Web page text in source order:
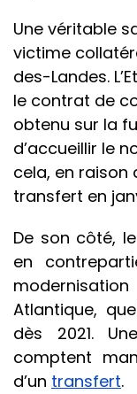
Une véritable
victime
des-Landes.
le contrat de
obtenu sur la
d’accueillir le
cela, en raison
transfert en
De son côté,
en
Atlantique,
dès 2021.
comptent
d’un transfert.